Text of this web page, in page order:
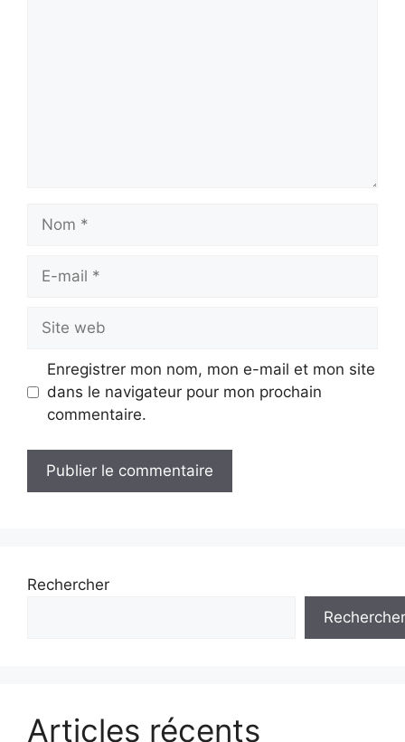
Nom
Site
web
Enregistrer mon nom, mon e-mail et mon site
dans le navigateur pour mon prochain
commentaire.
Rechercher
Rechercher
Articles récents